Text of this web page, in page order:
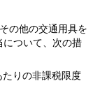
の他の交通用具を
について、次の措
りの非課税限度